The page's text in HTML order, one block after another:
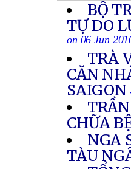
BỘ
TỰ DO
on 06 Jun
TRÀ
CĂN
SAIGON
CHỮA
NGA
TÀU